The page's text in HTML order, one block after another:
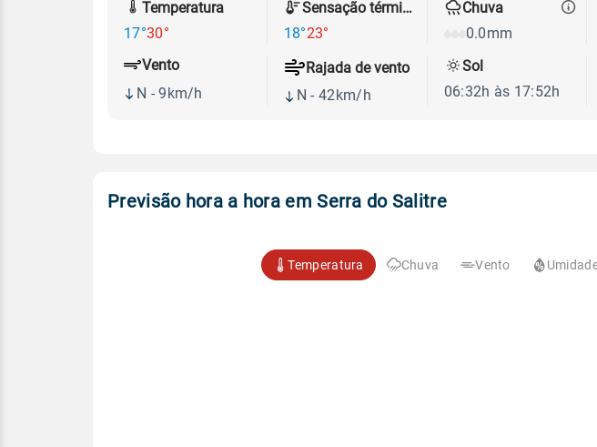
Temperatura
17°30°
Sensação térmica
18°23°
Chuva
0.0mm
Vento
N - 9km/h
Rajada de vento
N - 42km/h
Sol
06:32h às 17:52h
Previsão hora a hora em Serra do Salitre
Temperatura Chuva Vento